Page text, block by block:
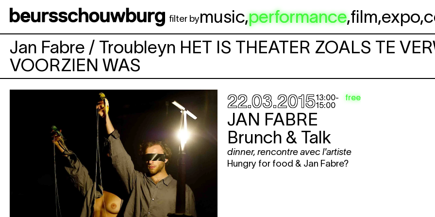
filter bymusic,performance,film,expo,
Jan Fabre / Troubleyn HET IS THEATER ZOALS TE
VOORZIEN WAS
22.03.201513:00-
15:00
free
JAN FABRE
Brunch & Talk
dinner, rencontre avec l'artiste
Hungry for food & Jan Fabre?